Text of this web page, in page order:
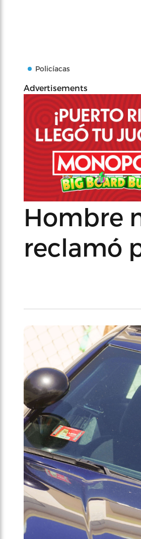
Policíacas
Advertisements
Hombre
reclamó